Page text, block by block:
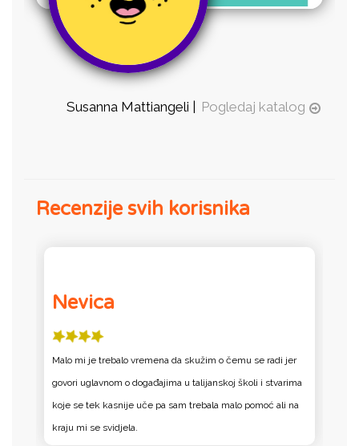
Susanna Mattiangeli | Pogledaj katalog
Recenzije svih korisnika
Nevica
Malo mi je trebalo vremena da skužim o čemu se radi jer
govori uglavnom o događajima u talijanskoj školi i stvarima
koje se tek kasnije uče pa sam trebala malo pomoć ali na
kraju mi se svidjela.